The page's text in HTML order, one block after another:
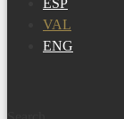
ESP
VAL
ENG